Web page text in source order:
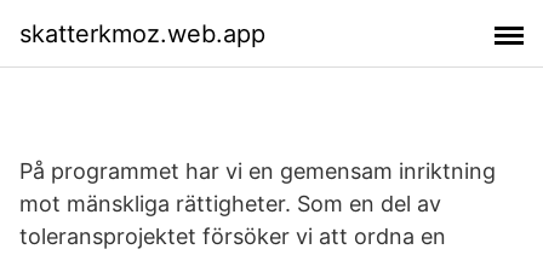
skatterkmoz.web.app
På programmet har vi en gemensam inriktning
mot mänskliga rättigheter. Som en del av
toleransprojektet försöker vi att ordna en